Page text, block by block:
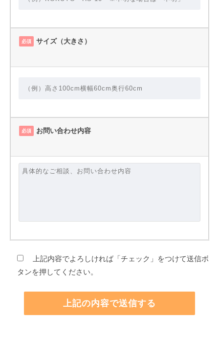
必須 サイズ（大きさ）
必須 お問い合わせ内容
上記内容でよろしければ「チェック」をつけて送信ボ
タンを押してください。